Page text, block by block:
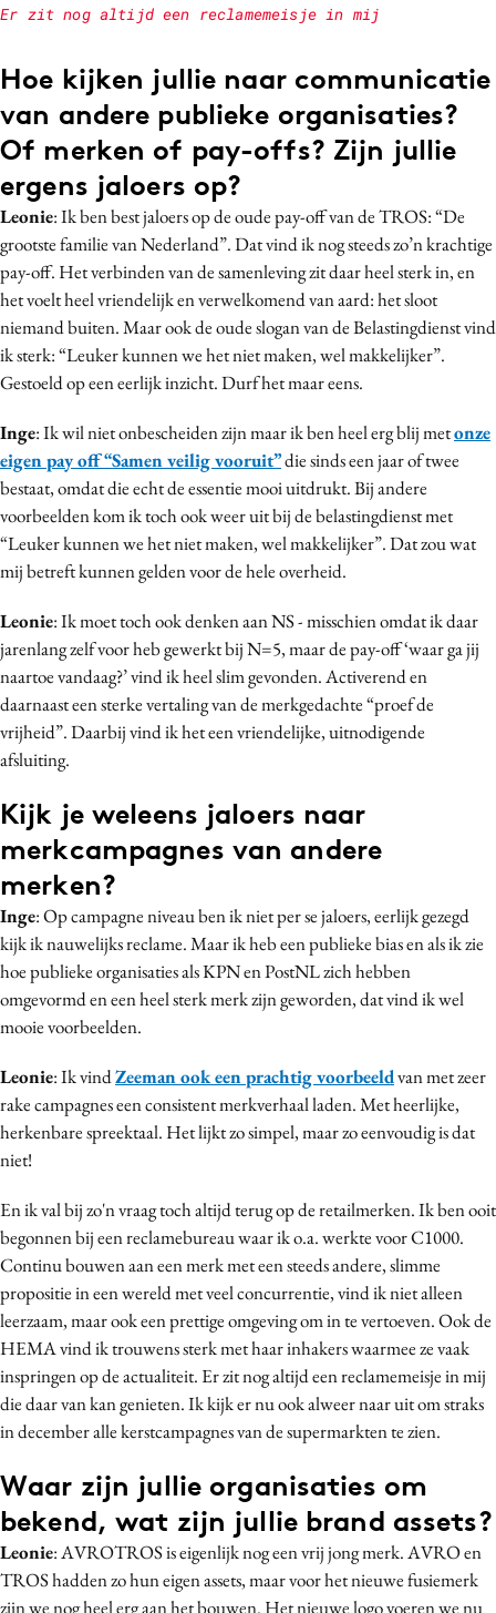
Er zit nog altijd een reclamemeisje in mij
Hoe kijken jullie naar communicatie
van andere publieke organisaties?
Of merken of pay-offs? Zijn jullie
ergens jaloers op?
Leonie: Ik ben best jaloers op de oude pay-off van de TROS: “De
grootste familie van Nederland”. Dat vind ik nog steeds zo’n krachtige
pay-off. Het verbinden van de samenleving zit daar heel sterk in, en
het voelt heel vriendelijk en verwelkomend van aard: het sloot
niemand buiten. Maar ook de oude slogan van de Belastingdienst vind
ik sterk: “Leuker kunnen we het niet maken, wel makkelijker”.
Gestoeld op een eerlijk inzicht. Durf het maar eens.
Inge: Ik wil niet onbescheiden zijn maar ik ben heel erg blij metonze
eigen pay off “Samen veilig vooruit”die sinds een jaar of twee
bestaat, omdat die echt de essentie mooi uitdrukt. Bij andere
voorbeelden kom ik toch ook weer uit bij de belastingdienst met
“Leuker kunnen we het niet maken, wel makkelijker”. Dat zou wat
mij betreft kunnen gelden voor de hele overheid.
Leonie: Ik moet toch ook denken aan NS - misschien omdat ik daar
jarenlang zelf voor heb gewerkt bij N=5, maar de pay-off ‘waar ga jij
naartoe vandaag?’ vind ik heel slim gevonden. Activerend en
daarnaast een sterke vertaling van de merkgedachte “proef de
vrijheid”. Daarbij vind ik het een vriendelijke, uitnodigende
afsluiting.
Kijk je weleens jaloers naar
merkcampagnes van andere
merken?
Inge: Op campagne niveau ben ik niet per se jaloers, eerlijk gezegd
kijk ik nauwelijks reclame. Maar ik heb een publieke bias en als ik zie
hoe publieke organisaties als KPN en PostNL zich hebben
omgevormd en een heel sterk merk zijn geworden, dat vind ik wel
mooie voorbeelden.
Leonie: Ik vindZeeman ook een prachtig voorbeeldvan met zeer
rake campagnes een consistent merkverhaal laden. Met heerlijke,
herkenbare spreektaal. Het lijkt zo simpel, maar zo eenvoudig is dat
niet!
En ik val bij zo'n vraag toch altijd terug op de retailmerken. Ik ben ooit
begonnen bij een reclamebureau waar ik o.a. werkte voor C1000.
Continu bouwen aan een merk met een steeds andere, slimme
propositie in een wereld met veel concurrentie, vind ik niet alleen
leerzaam, maar ook een prettige omgeving om in te vertoeven. Ook de
HEMA vind ik trouwens sterk met haar inhakers waarmee ze vaak
inspringen op de actualiteit. Er zit nog altijd een reclamemeisje in mij
die daar van kan genieten. Ik kijk er nu ook alweer naar uit om straks
in december alle kerstcampagnes van de supermarkten te zien.
Waar zijn jullie organisaties om
bekend, wat zijn jullie brand assets?
Leonie: AVROTROS is eigenlijk nog een vrij jong merk. AVRO en
TROS hadden zo hun eigen assets, maar voor het nieuwe fusiemerk
zijn we nog heel erg aan het bouwen. Het nieuwe logo voeren we nu